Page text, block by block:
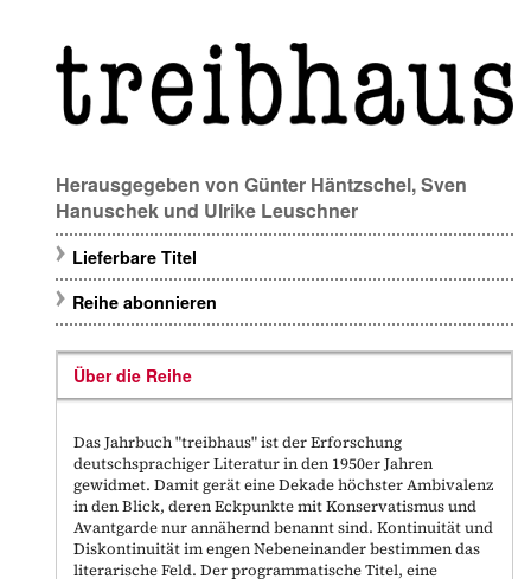
Herausgegeben von Günter Häntzschel,Sven
Hanuschek und Ulrike Leuschner
Lieferbare Titel
Reihe abonnieren
Über die Reihe
Das Jahrbuch "treibhaus" ist der Erforschung
deutschsprachiger Literatur in den 1950er Jahren
gewidmet. Damit gerät eine Dekade höchster Ambivalenz
in den Blick, deren Eckpunkte mit Konservatismus und
Avantgarde nur annähernd benannt sind. Kontinuität und
Diskontinuität im engen Nebeneinander bestimmen das
literarische Feld. Der programmatische Titel, eine